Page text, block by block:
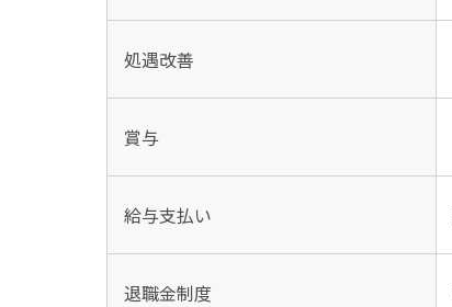
処遇改善
賞与
給与支払い
退職金制度